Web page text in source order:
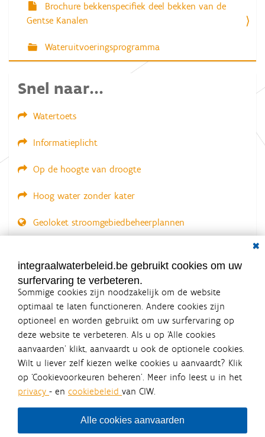
Brochure bekkenspecifiek deel bekken van de
Gentse Kanalen
Wateruitvoeringsprogramma
Snel naar...
Watertoets
Informatieplicht
Op de hoogte van droogte
Hoog water zonder kater
Geoloket stroomgebiedbeheerplannen
LOGIN VEREIST
integraalwaterbeleid.be gebruikt cookies om uw
surfervaring te verbeteren.
Sommige cookies zijn noodzakelijk om de website
optimaal te laten functioneren. Andere cookies zijn
optioneel en worden gebruikt om uw surfervaring op
deze website te verbeteren. Als u op ‘Alle cookies
aanvaarden’ klikt, aanvaardt u ook de optionele cookies.
Wilt u liever zelf kiezen welke cookies u aanvaardt? Klik
op ‘Cookievoorkeuren beheren’. Meer info leest u in het
privacy - en cookiebeleid van CIW.
Alle cookies aanvaarden
Integraalwaterbeleid.be is een
officiële website van de Vlaamse
overheid
uitgegeven door Coördinatiecommissie Integraal
Waterbeleid
De Coördinatiecommissie Integraal Waterbeleid (CIW) is een
bestuursniveaus die bij het waterbeleid betrokken zijn. Ook
waterbedrijven nemen deel aan het overleg. Deze
samenwerking zorgt voor een gecoördineerde en